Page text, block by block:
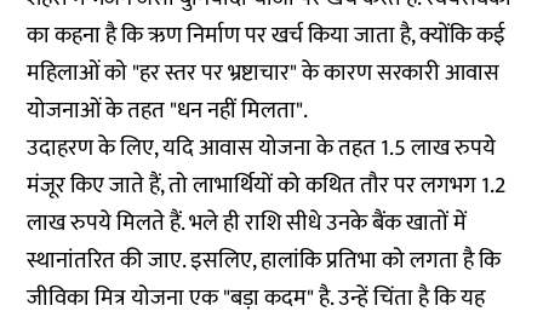
का कहना है कि ऋण निर्माण पर खर्च किया जाता है, क्योंकि कई
महिलाओं को "हर स्तर पर भ्रष्टाचार" के कारण सरकारी आवास
योजनाओं के तहत "धन नहीं मिलता".
उदाहरण के लिए, यदि आवास योजना के तहत 1.5 लाख रुपये
मंजूर किए जाते हैं, तो लाभार्थियों को कथित तौर पर लगभग 1.2
लाख रुपये मिलते हैं. भले ही राशि सीधे उनके बैंक खातों में
स्थानांतरित की जाए. इसलिए, हालांकि प्रतिभा को लगता है कि
जीविका मित्र योजना एक "बड़ा कदम" है. उन्हें चिंता है कि यह